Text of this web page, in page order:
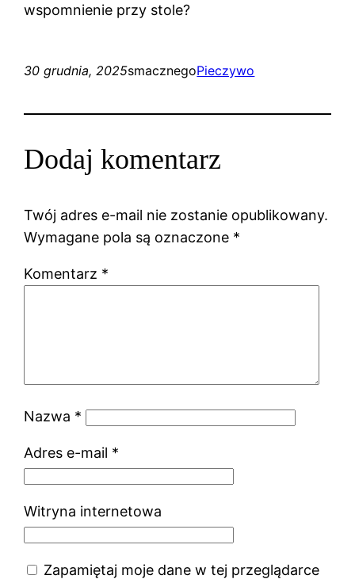
wspomnienie przy stole?
30 grudnia, 2025smacznegoPieczywo
Dodaj komentarz
Twój adres e-mail nie zostanie opublikowany.
Wymagane pola są oznaczone *
Komentarz *
Nazwa *
Adres e-mail *
Witryna internetowa
Zapamiętaj moje dane w tej przeglądarce